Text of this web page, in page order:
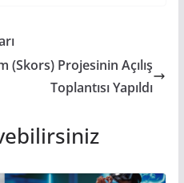
(Skors) Projesinin Açılış
Toplantısı Yapıldı